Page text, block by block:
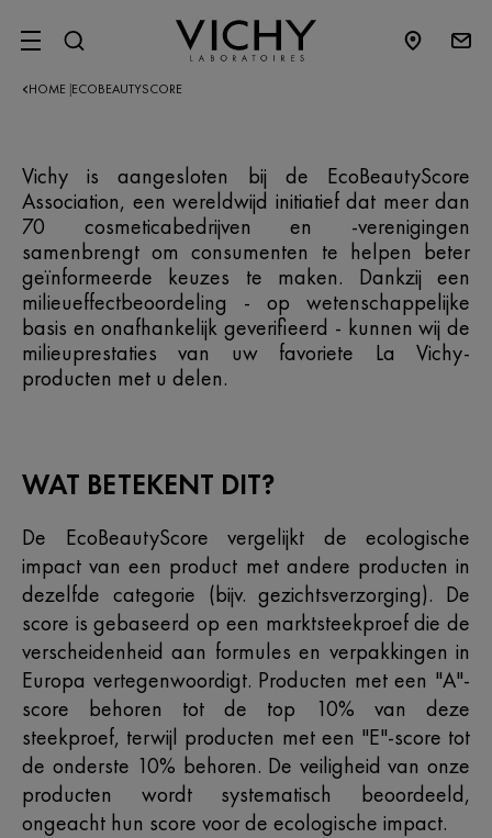
SITE MENU
HOME ECOBEAUTYSCORE
Vichy is aangesloten bij de EcoBeautyScore
Association, een wereldwijd initiatief dat meer dan
70 cosmeticabedrijven en -verenigingen
samenbrengt om consumenten te helpen beter
geïnformeerde keuzes te maken. Dankzij een
milieueffectbeoordeling - op wetenschappelijke
basis en onafhankelijk geverifieerd - kunnen wij de
milieuprestaties van uw favoriete La Vichy-
producten met u delen.​
WAT BETEKENT DIT?
De EcoBeautyScore vergelijkt de ecologische
impact van een product met andere producten in
dezelfde categorie (bijv. gezichtsverzorging). De
score is gebaseerd op een marktsteekproef die de
verscheidenheid aan formules en verpakkingen in
Europa vertegenwoordigt. Producten met een "A"-
score behoren tot de top 10% van deze
steekproef, terwijl producten met een "E"-score tot
de onderste 10% behoren. De veiligheid van onze
producten wordt systematisch beoordeeld,
ongeacht hun score voor de ecologische impact.​